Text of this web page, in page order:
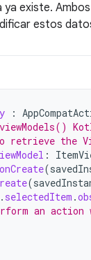
ya existe.
estos
:
the
:
onCreate(
(
. selectedItem .
an